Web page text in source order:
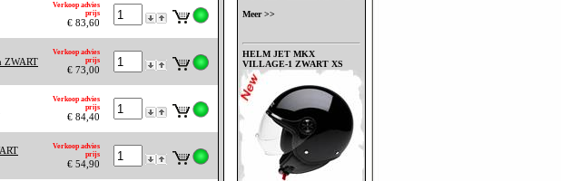
Verkoop advies
prijs
€ 83,60
ZWART
Verkoop advies
prijs
€ 73,00
Verkoop advies
prijs
€ 84,40
Verkoop advies
prijs
€ 54,90
Meer >>
HELM JET MKX
VILLAGE-1 ZWART XS